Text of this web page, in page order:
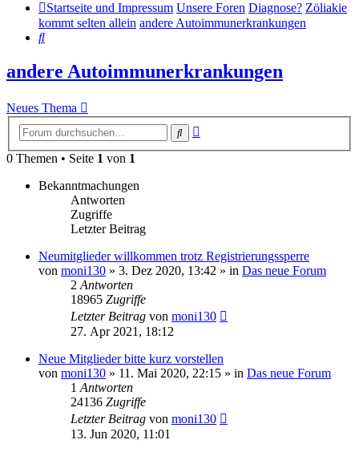
Startseite und Impressum Unsere Foren Diagnose? Zöliakie
kommt selten allein andere Autoimmunerkrankungen
Suche
andere Autoimmunerkrankungen
Neues Thema
Suche
0 Themen • Seite 1 von 1
Bekanntmachungen
Antworten
Zugriffe
Letzter Beitrag
Neumitglieder willkommen trotz Registrierungssperre
von moni130 » 3. Dez 2020, 13:42 » in Das neue Forum
2 Antworten
18965 Zugriffe
Letzter Beitrag von moni130
27. Apr 2021, 18:12
Neue Mitglieder bitte kurz vorstellen
von moni130 » 11. Mai 2020, 22:15 » in Das neue Forum
1 Antworten
24136 Zugriffe
Letzter Beitrag von moni130
13. Jun 2020, 11:01